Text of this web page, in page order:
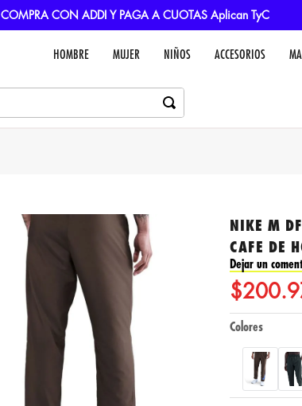
COMPRA CON ADDI Y PAGA A CUOTAS Aplican TyC
HOMBRE MUJER NIÑOS ACCESORIOS
NIKE M
CAFE DE
Dejar un
$200.
Colores